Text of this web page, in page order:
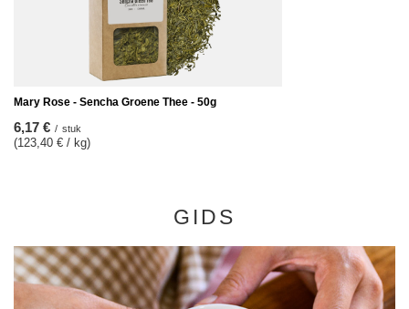
Mary Rose - Sencha Groene Thee - 50g
6,17 € / stuk
(123,40 € / kg)
GIDS